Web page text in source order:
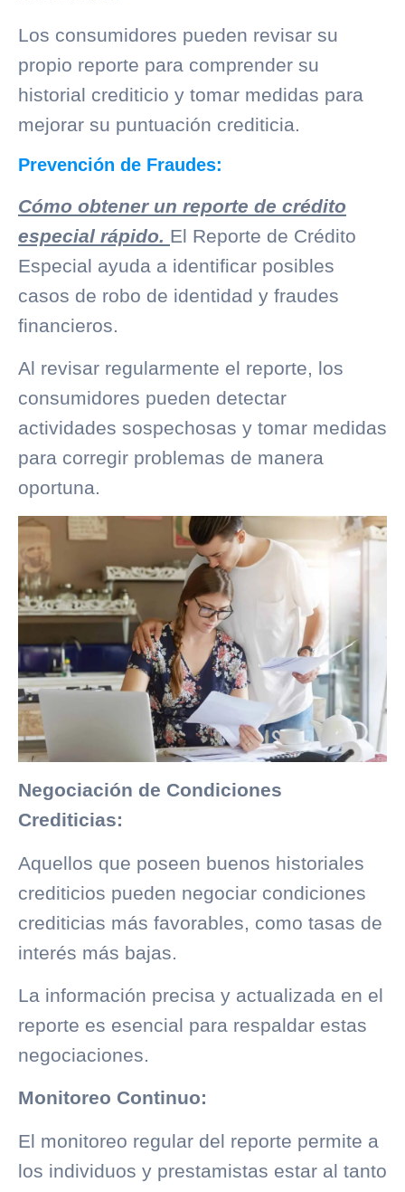
Los consumidores pueden revisar su
propio reporte para comprender su
historial crediticio y tomar medidas para
mejorar su puntuación crediticia.
Prevención de Fraudes:
Cómo obtener un reporte de crédito
especial rápido. El Reporte de Crédito
Especial ayuda a identificar posibles
casos de robo de identidad y fraudes
financieros.
Al revisar regularmente el reporte, los
consumidores pueden detectar
actividades sospechosas y tomar medidas
para corregir problemas de manera
oportuna.
Negociación de Condiciones
Crediticias:
Aquellos que poseen buenos historiales
crediticios pueden negociar condiciones
crediticias más favorables, como tasas de
interés más bajas.
La información precisa y actualizada en el
reporte es esencial para respaldar estas
negociaciones.
Monitoreo Continuo:
El monitoreo regular del reporte permite a
los individuos y prestamistas estar al tanto